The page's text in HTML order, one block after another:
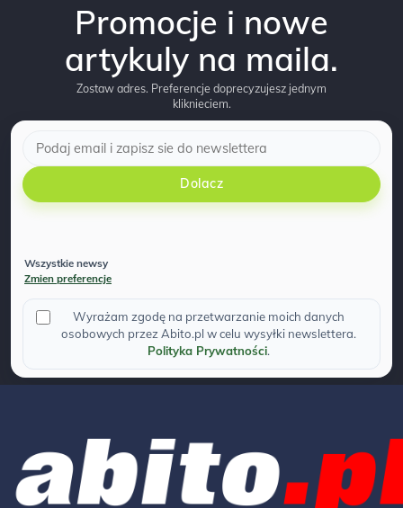
Promocje i nowe
artykuly na maila.
Zostaw adres. Preferencje doprecyzujesz jednym
kliknieciem.
Dolacz
Wszystkie newsy
Zmien preferencje
Wyrażam zgodę na przetwarzanie moich danych
osobowych przez Abito.pl w celu wysyłki newslettera.
Polityka Prywatności.